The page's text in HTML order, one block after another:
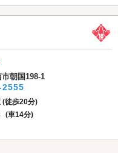
朝国198-1
(徒歩20分)
(車14分)